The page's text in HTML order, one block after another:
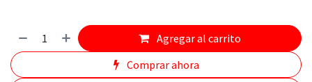
Agregar al carrito
Comprar ahora